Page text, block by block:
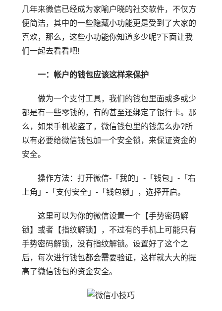
几年来微信已经成为家喻户晓的社交软件，不仅方
便简洁，其中的一些隐藏小功能更是受到了大家的
喜欢，那么，这些小功能你知道多少呢?下面让我
们一起去看看吧!
一：帐户的钱包应该这样来保护
做为一个支付工具，我们的钱包里面或多或少
都是有一些零钱的，有的甚至还绑定了银行卡。那
么，如果手机被盗了，微信钱包里的钱怎么办?所
以有必要给微信钱包加一个安全锁，来保证资金的
安全。
操作方法：打开微信-「我的」-「钱包」-「右
上角」-「支付安全」-「钱包锁」，选择开启。
这里可以为你的微信设置一个【手势密码解
锁】或者【指纹解锁】，不过有的手机上可能只有
手势密码解锁，没有指纹解锁。设置好了这个之
后，每次进行钱包都会需要验证，这样就大大的提
高了微信钱包的资金安全。